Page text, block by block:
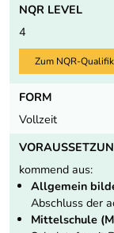
NQR LEVEL
4
Zum NQR-
FORM
Vollzeit
kommend aus:
Allgemein
Abschluss der
Mittelschule